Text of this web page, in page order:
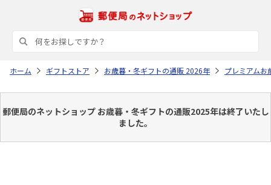
ホーム ギフトストア お歳暮・冬ギフトの通販 2026年 プレミアムお
郵便局のネットショップ お歳暮・冬ギフトの通販2025年は終了いたし
ました。